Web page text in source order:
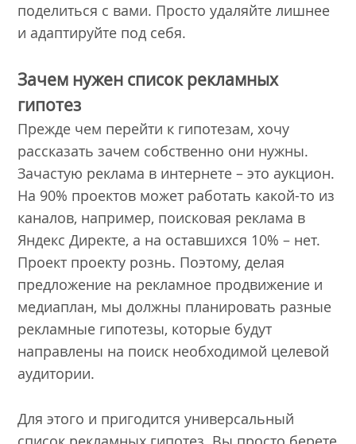
поделиться с вами. Просто удаляйте лишнее
и адаптируйте под себя.
Зачем нужен список рекламных
гипотез
Прежде чем перейти к гипотезам, хочу
рассказать зачем собственно они нужны.
Зачастую реклама в интернете – это аукцион.
На 90% проектов может работать какой-то из
каналов, например, поисковая реклама в
Яндекс Директе, а на оставшихся 10% – нет.
Проект проекту рознь. Поэтому, делая
предложение на рекламное продвижение и
медиаплан, мы должны планировать разные
рекламные гипотезы, которые будут
направлены на поиск необходимой целевой
аудитории.
Для этого и пригодится универсальный